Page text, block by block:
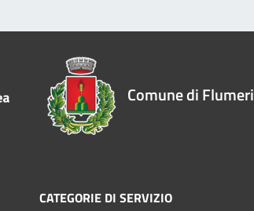
Comune di Flumeri
CATEGORIE DI SERVIZIO